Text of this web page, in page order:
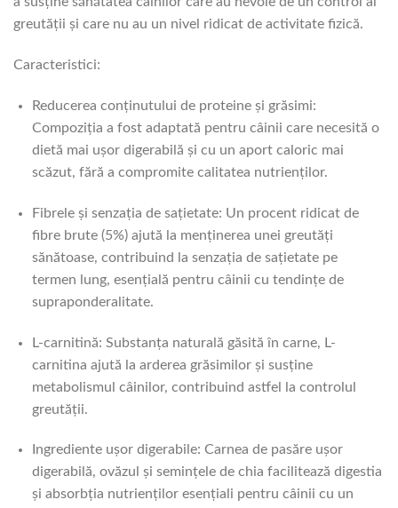
greutății și care nu au un nivel ridicat de activitate fizică.
Caracteristici:
Reducerea conținutului de proteine și grăsimi:
Compoziția a fost adaptată pentru câinii care necesită o
dietă mai ușor digerabilă și cu un aport caloric mai
scăzut, fără a compromite calitatea nutrienților.
Fibrele și senzația de sațietate: Un procent ridicat de
fibre brute (5%) ajută la menținerea unei greutăți
sănătoase, contribuind la senzația de sațietate pe
termen lung, esențială pentru câinii cu tendințe de
supraponderalitate.
L-carnitină: Substanța naturală găsită în carne, L-
carnitina ajută la arderea grăsimilor și susține
metabolismul câinilor, contribuind astfel la controlul
greutății.
Ingrediente ușor digerabile: Carnea de pasăre ușor
digerabilă, ovăzul și semințele de chia facilitează digestia
și absorbția nutrienților esențiali pentru câinii cu un